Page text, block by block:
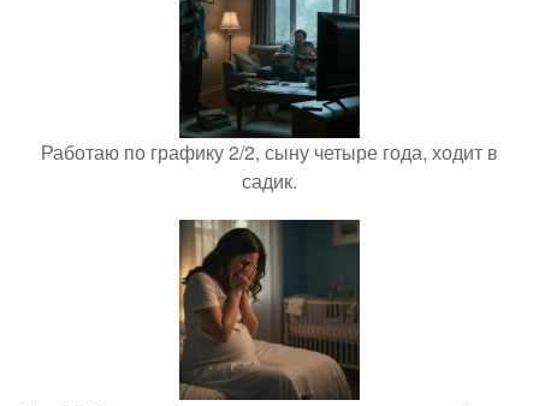
Работаю по графику 2/2, сыну четыре года, ходит в
садик.